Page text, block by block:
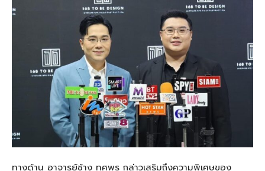
ทางด้าน อาจารย์ช้าง ทศพร กล่าวเสริมถึงความพิเศษของ